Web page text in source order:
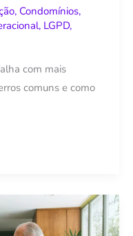
, Condomínios,
, LGPD,
com mais
comuns e como